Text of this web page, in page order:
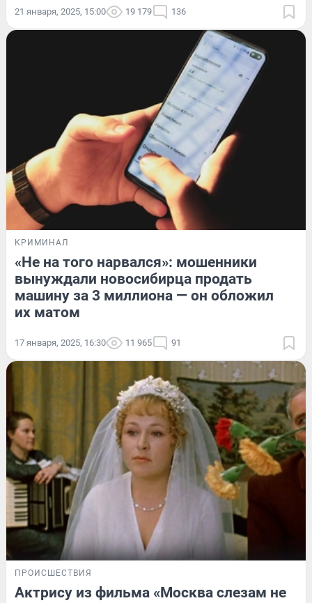
21 января, 2025, 15:00 19 179 136
КРИМИНАЛ
«Не на того нарвался»: мошенники
вынуждали новосибирца продать
машину за 3 миллиона — он обложил
их матом
17 января, 2025, 16:30 11 965 91
ПРОИСШЕСТВИЯ
Актрису из фильма «Москва слезам не